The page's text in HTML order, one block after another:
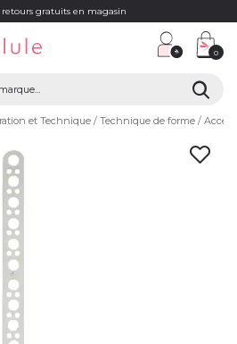
retours gratuits en magasin
0
et Technique Technique de forme